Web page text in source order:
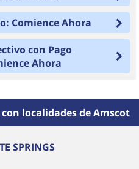
Comience Ahora
con Pago
Ahora
localidades de Amscot
SPRINGS